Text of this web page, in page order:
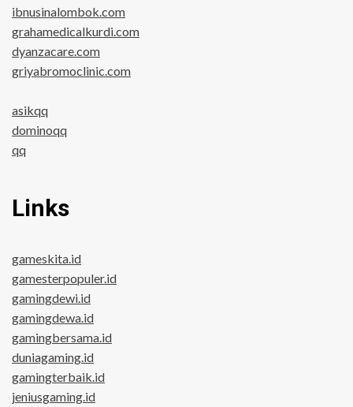
ibnusinalombok.com
grahamedicalkurdi.com
dyanzacare.com
griyabromoclinic.com
asikqq
dominoqq
qq
Links
gameskita.id
gamesterpopuler.id
gamingdewi.id
gamingdewa.id
gamingbersama.id
duniagaming.id
gamingterbaik.id
jeniusgaming.id